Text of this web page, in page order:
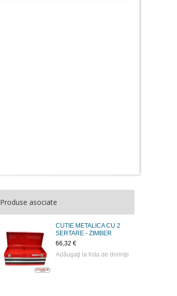
Produse asociate
CUTIE METALICA CU 2
SERTARE - ZIMBER
66,32 €
Adăugaţi la lista de dorinţe